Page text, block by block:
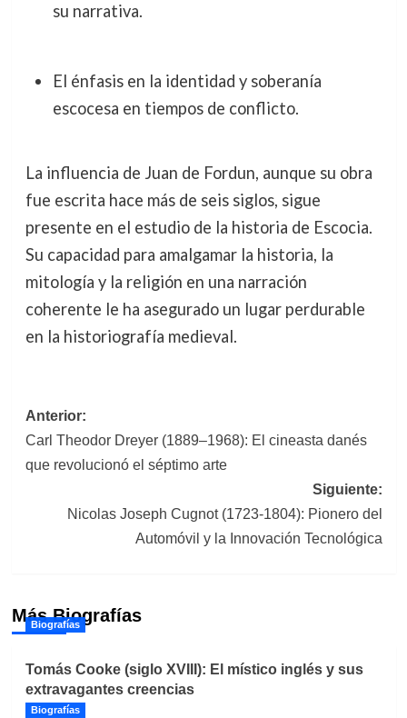
su narrativa.
El énfasis en la identidad y soberanía
escocesa en tiempos de conflicto.
La influencia de Juan de Fordun, aunque su obra
fue escrita hace más de seis siglos, sigue
presente en el estudio de la historia de Escocia.
Su capacidad para amalgamar la historia, la
mitología y la religión en una narración
coherente le ha asegurado un lugar perdurable
en la historiografía medieval.
Navegación
de
entradas
Anterior:
Carl Theodor Dreyer (1889–1968): El cineasta danés
que revolucionó el séptimo arte
Siguiente:
Nicolas Joseph Cugnot (1723-1804): Pionero del
Automóvil y la Innovación Tecnológica
Más Biografías
Biografías
Tomás Cooke (siglo XVIII): El místico inglés y sus
extravagantes creencias
Biografías